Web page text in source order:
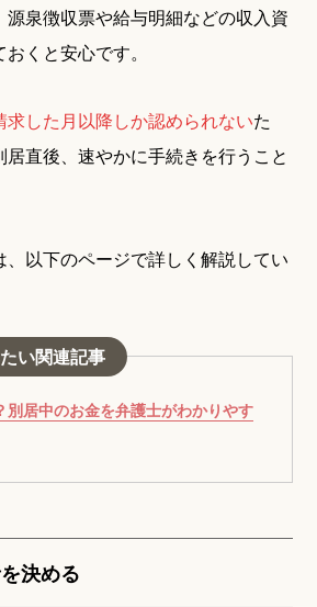
源泉徴収票や給与明細などの収入資
くと安心です。
求した月以降しか認められないた
直後、速やかに手続きを行うこと
以下のページで詳しく解説してい
い関連記事
別居中のお金を弁護士がわかりやす
決める